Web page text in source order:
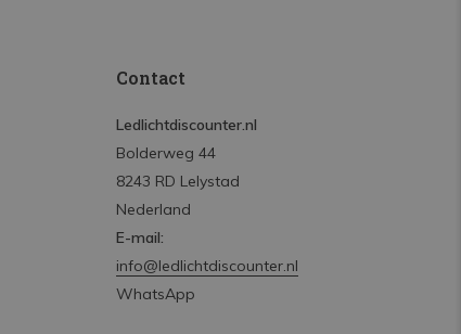
Contact
Ledlichtdiscounter.nl
Bolderweg 44
8243 RD Lelystad
Nederland
E-mail:
info@ledlichtdiscounter.nl
WhatsApp